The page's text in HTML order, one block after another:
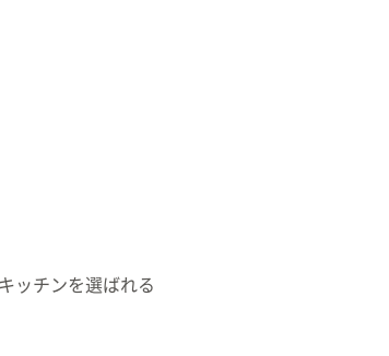
ッチンを選ばれる